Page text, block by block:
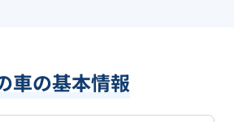
車の基本情報